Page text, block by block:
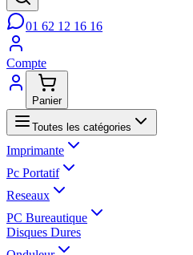
01 62 12 16 16
Compte
Panier
Toutes les catégories
Imprimante
Pc Portatif
Reseaux
PC Bureautique
Disques Dures